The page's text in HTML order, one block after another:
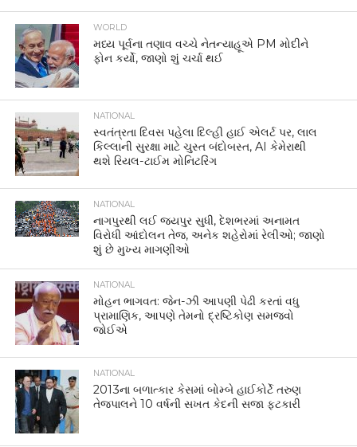
WORLD
મધ્ય પૂર્વના તણાવ વચ્ચે નેતન્યાહૂએ PM મોદીને
ફોન કર્યો, જાણો શું ચર્ચા થઈ
NATIONAL
સ્વતંત્રતા દિવસ પહેલા દિલ્હી હાઈ એલર્ટ પર, લાલ
કિલ્લાની સુરક્ષા માટે ચુસ્ત બંદોબસ્ત, AI કેમેરાથી
થશે રિયલ-ટાઈમ મોનિટરિંગ
NATIONAL
નાગપુરથી લઈ જયપુર સુધી, દેશભરમાં અનામત
વિરોધી આંદોલન તેજ, અનેક શહેરોમાં રેલીઓ; જાણો
શું છે મુખ્ય માગણીઓ
NATIONAL
મોહન ભાગવત: જેન-ઝી આપણી પેઢી કરતાં વધુ
પ્રામાણિક, આપણે તેમનો દ્રષ્ટિકોણ સમજવો
જોઈએ
NATIONAL
2013ના બળાત્કાર કેસમાં બોમ્બે હાઈકોર્ટે તરુણ
તેજપાલને 10 વર્ષની સખત કેદની સજા ફટકારી